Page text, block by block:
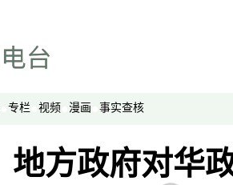
专栏 视频 漫画 事实查核
地方政府对华